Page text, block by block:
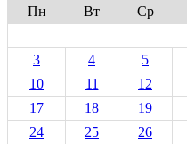
Пн
Вт Ср
3
4 5
10
11 12
17
18 19
24
25 26